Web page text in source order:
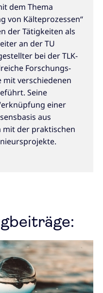
dem Thema
von Kälteprozessen“
der Tätigkeiten als
an der TU
bei der TLK-
Forschungs-
verschiedenen
Seine
einer
aus
mit der praktischen